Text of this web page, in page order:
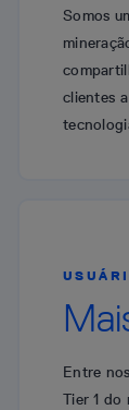
Somos
clientes
Entre
Tier 1 do